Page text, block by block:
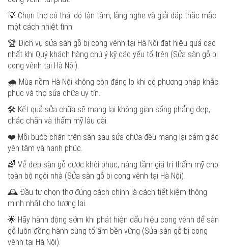
💡 Chọn thợ có thái độ tận tâm, lắng nghe và giải đáp thắc mắc
một cách nhiệt tình.
🏆 Dịch vụ sửa sàn gỗ bị cong vênh tại Hà Nội đạt hiệu quả cao
nhất khi Quý khách hàng chú ý kỹ các yếu tố trên (Sửa sàn gỗ bị
cong vênh tại Hà Nội).
🌧️ Mùa nồm Hà Nội không còn đáng lo khi có phương pháp khắc
phục và thợ sửa chữa uy tín.
🛠️ Kết quả sửa chữa sẽ mang lại không gian sống phẳng đẹp,
chắc chắn và thẩm mỹ lâu dài.
❤️ Mỗi bước chân trên sàn sau sửa chữa đều mang lại cảm giác
yên tâm và hạnh phúc.
🌈 Vẻ đẹp sàn gỗ được khôi phục, nâng tầm giá trị thẩm mỹ cho
toàn bộ ngôi nhà (Sửa sàn gỗ bị cong vênh tại Hà Nội).
🕰️ Đầu tư chọn thợ đúng cách chính là cách tiết kiệm thông
minh nhất cho tương lai.
🌟 Hãy hành động sớm khi phát hiện dấu hiệu cong vênh để sàn
gỗ luôn đồng hành cùng tổ ấm bền vững (Sửa sàn gỗ bị cong
vênh tại Hà Nội).